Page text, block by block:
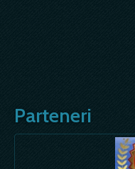
Parteneri